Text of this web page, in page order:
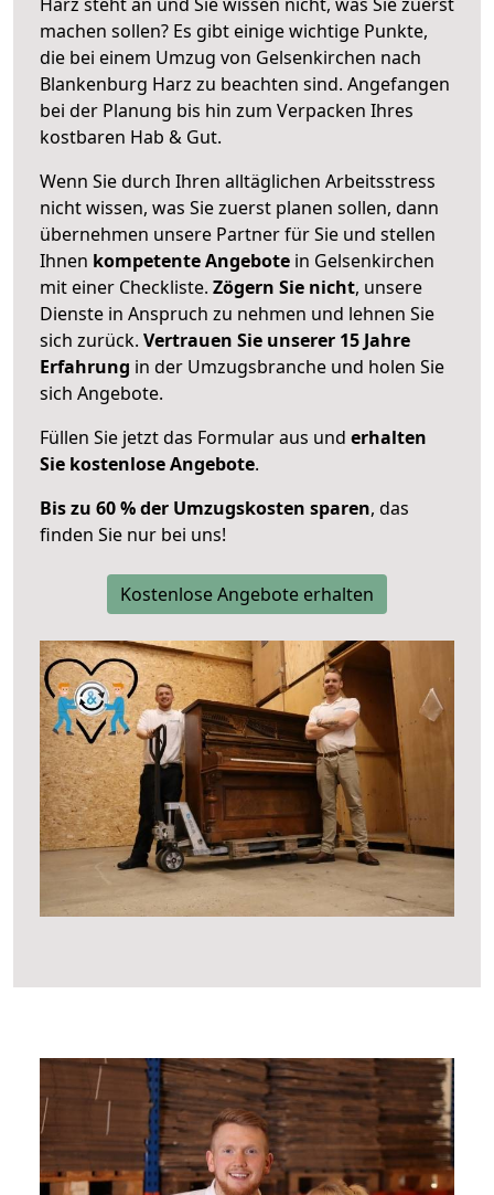
machen sollen? Es gibt einige wichtige Punkte,
die bei einem Umzug von Gelsenkirchen nach
Blankenburg Harz zu beachten sind. Angefangen
bei der Planung bis hin zum Verpacken Ihres
kostbaren Hab & Gut.
Wenn Sie durch Ihren alltäglichen Arbeitsstress
nicht wissen, was Sie zuerst planen sollen, dann
übernehmen unsere Partner für Sie und stellen
Ihnen kompetente Angebote in Gelsenkirchen
mit einer Checkliste. Zögern Sie nicht, unsere
Dienste in Anspruch zu nehmen und lehnen Sie
sich zurück. Vertrauen Sie unserer 15 Jahre
Erfahrung in der Umzugsbranche und holen Sie
sich Angebote.
Füllen Sie jetzt das Formular aus und erhalten
Sie kostenlose Angebote.
Bis zu 60 % der Umzugskosten sparen, das
finden Sie nur bei uns!
Kostenlose Angebote erhalten